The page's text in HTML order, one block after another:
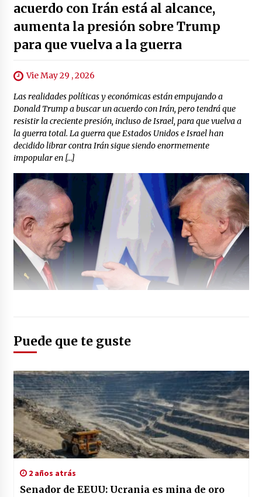
acuerdo con Irán está al alcance,
aumenta la presión sobre Trump
para que vuelva a la guerra
Vie May 29 , 2026
Las realidades políticas y económicas están empujando a
Donald Trump a buscar un acuerdo con Irán, pero tendrá que
resistir la creciente presión, incluso de Israel, para que vuelva a
la guerra total. La guerra que Estados Unidos e Israel han
decidido librar contra Irán sigue siendo enormemente
impopular en […]
Puede que te guste
2 años atrás
Senador de EEUU: Ucrania es mina de oro